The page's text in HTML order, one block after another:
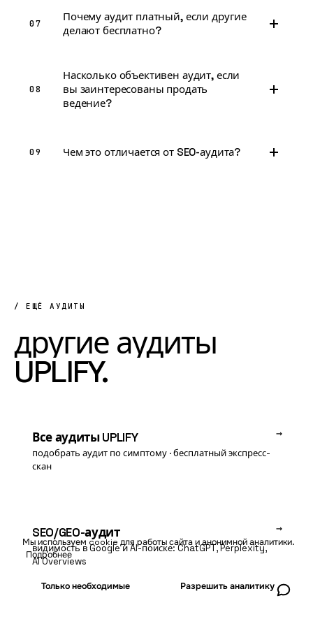
07
Почему аудит платный, если другие
делают бесплатно?
08
Насколько объективен аудит, если
вы заинтересованы продать
ведение?
09 Чем это отличается от SEO-аудита?
/ ЕЩЁ АУДИТЫ
другие аудиты
UPLIFY.
Все аудиты UPLIFY
подобрать аудит по симптому · бесплатный экспресс-
скан
→
SEO/GEO-аудит
видимость в Google и AI-поиске: ChatGPT, Perplexity,
AI Overviews
→
Мы используем cookie для работы сайта и анонимной аналитики.
Подробнее
Только необходимые Разрешить аналитику